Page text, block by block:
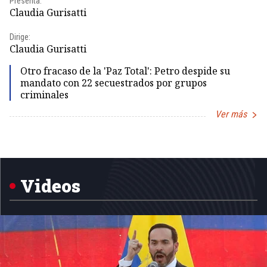
Claudia Gurisatti
Dirige:
Claudia Gurisatti
Otro fracaso de la 'Paz Total': Petro despide su
mandato con 22 secuestrados por grupos
criminales
Ver más
5
Videos